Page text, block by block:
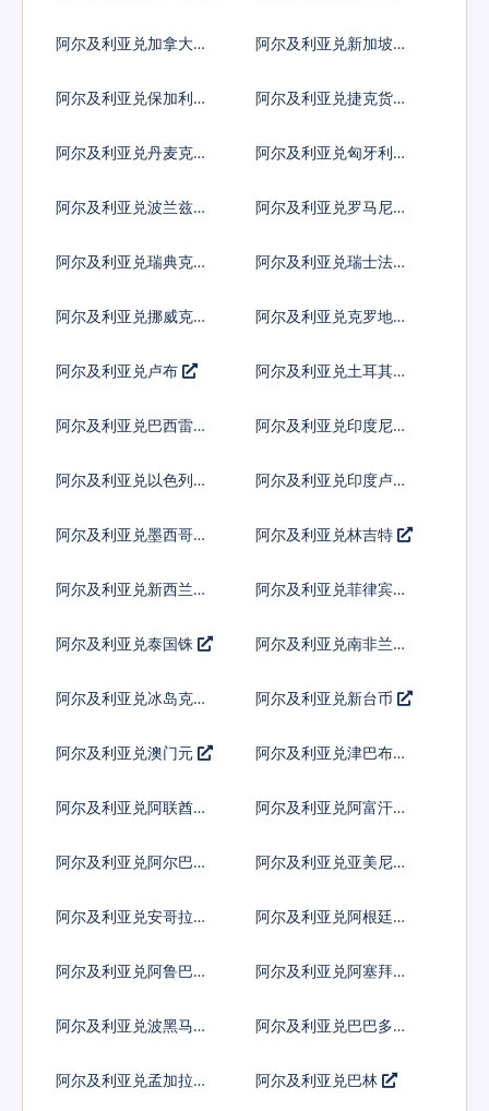
阿尔及利亚兑加拿大元 阿尔及利亚兑新加坡元
阿尔及利亚兑保加利亚
阿尔及利亚兑捷克货币
阿尔及利亚兑丹麦克朗
阿尔及利亚兑匈牙利福
阿尔及利亚兑波兰兹罗
阿尔及利亚兑罗马尼亚
阿尔及利亚兑瑞典克朗 阿尔及利亚兑瑞士法郎
阿尔及利亚兑挪威克朗
阿尔及利亚兑克罗地亚
阿尔及利亚兑卢布
阿尔及利亚兑土耳其里
阿尔及利亚兑巴西雷亚
阿尔及利亚兑印度尼西
阿尔及利亚兑以色列谢
阿尔及利亚兑印度卢比
阿尔及利亚兑墨西哥比
阿尔及利亚兑林吉特
阿尔及利亚兑新西兰元
阿尔及利亚兑菲律宾比
阿尔及利亚兑泰国铢 阿尔及利亚兑南非兰特
阿尔及利亚兑冰岛克朗 阿尔及利亚兑新台币
阿尔及利亚兑澳门元
阿尔及利亚兑津巴布韦
阿尔及利亚兑阿联酋迪
阿尔及利亚兑阿富汗尼
阿尔及利亚兑阿尔巴尼
阿尔及利亚兑亚美尼亚
阿尔及利亚兑安哥拉宽
阿尔及利亚兑阿根廷比
阿尔及利亚兑阿鲁巴弗
阿尔及利亚兑阿塞拜疆
阿尔及利亚兑波黑马克
阿尔及利亚兑巴巴多斯
阿尔及利亚兑孟加拉塔
阿尔及利亚兑巴林